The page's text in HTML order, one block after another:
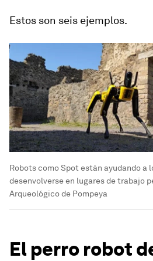
Estos son seis ejemplos.
Robots como Spot están ayudando a
desenvolverse en lugares de trabajo
Arqueológico de Pompeya
El perro robot